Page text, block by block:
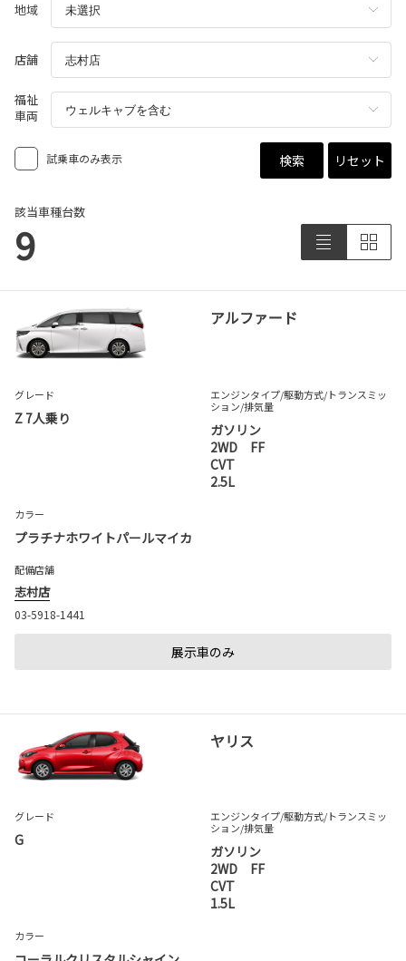
地域
店舗
福祉
車両
試乗車のみ表示 検索 リセット
該当車種台数
9
アルファード
グレード
Z 7人乗り
エンジンタイプ/駆動方式/トランスミッ
ション/排気量
ガソリン
2WD FF
CVT
2.5L
カラー
プラチナホワイトパールマイカ
配備店舗
志村店
03-5918-1441
展示車のみ
ヤリス
グレード
G
エンジンタイプ/駆動方式/トランスミッ
ション/排気量
ガソリン
2WD FF
CVT
1.5L
カラー